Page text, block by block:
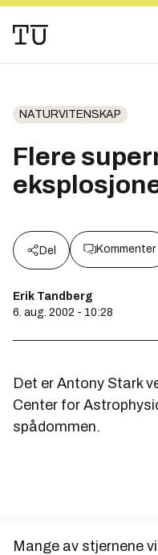
NATURVITENSKAP
Flere
Del Kommenter
Erik Tandberg
6. aug. 2002 - 10:28
Det er Antony Stark
Center for
spådommen.
Mange av stjernene